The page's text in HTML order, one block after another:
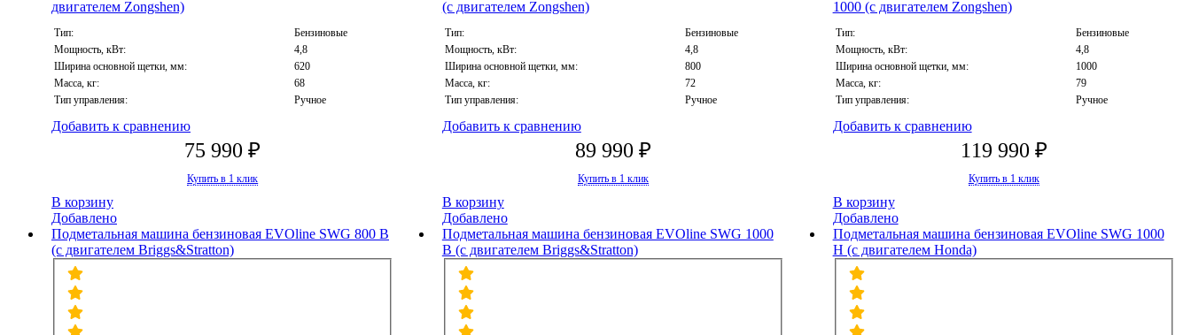
Тип:
Бензиновые
Мощность, кВт:
4,8
Ширина основной щетки, мм:
620
Масса, кг:
68
Тип управления:
Ручное
Добавить к сравнению
75 990 ₽
Купить в 1 клик
В корзину
Добавлено
Тип:
Бензиновые
Мощность, кВт:
4,8
Ширина основной щетки, мм:
800
Масса, кг:
72
Тип управления:
Ручное
Добавить к сравнению
89 990 ₽
Купить в 1 клик
В корзину
Добавлено
Тип:
Бензиновые
Мощность, кВт:
4,8
Ширина основной щетки, мм:
1000
Масса, кг:
79
Тип управления:
Ручное
Добавить к сравнению
119 990 ₽
Купить в 1 клик
В корзину
Добавлено
Подметальная машина бензиновая EVOline SWG 800 B
(с двигателем Briggs&Stratton)
Подметальная машина бензиновая EVOline SWG 1000
B (с двигателем Briggs&Stratton)
Подметальная машина бензиновая EVOline SWG 1000
H (с двигателем Honda)